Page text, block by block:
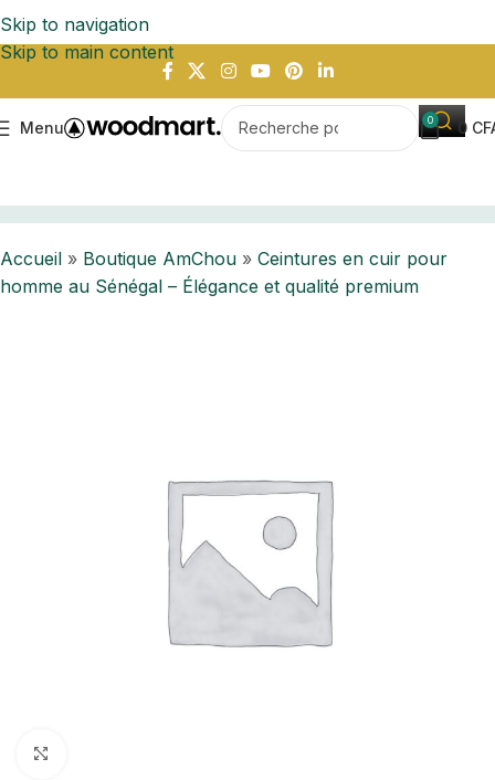
Skip to navigation
Skip to main content
Menu 0 0
Accueil » Boutique AmChou » Ceintures en cuir pour
homme au Sénégal – Élégance et qualité premium